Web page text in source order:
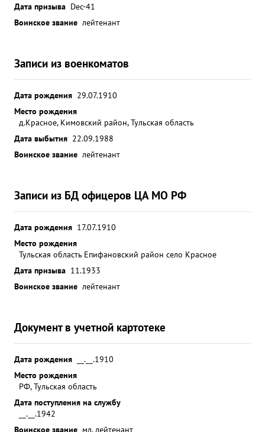
Дата призыва Dec-41
Воинское звание лейтенант
Записи из военкоматов
Дата рождения 29.07.1910
Место рождения
д.Красное, Кимовский район, Тульская область
Дата выбытия 22.09.1988
Воинское звание лейтенант
Записи из БД офицеров ЦА МО РФ
Дата рождения 17.07.1910
Место рождения
Тульская область Епифановский район село Красное
Дата призыва 11.1933
Воинское звание лейтенант
Документ в учетной картотеке
Дата рождения
__.__.1910
Место рождения
РФ, Тульская область
Дата поступления на службу
__.__.1942
Воинское звание мл. лейтенант